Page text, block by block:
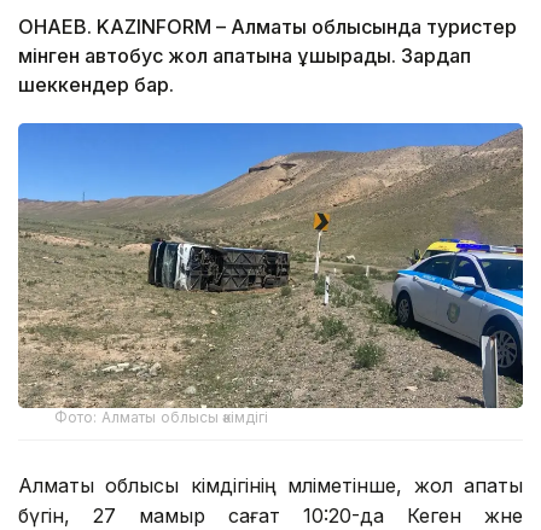
ҚОНАЕВ. KAZINFORM – Алматы облысында туристер
мінген автобус жол апатына ұшырады. Зардап
шеккендер бар.
Фото: Алматы облысы әкімдігі
Алматы облысы әкімдігінің мәліметінше, жол апаты
бүгін, 27 мамыр сағат 10:20-да Кеген және